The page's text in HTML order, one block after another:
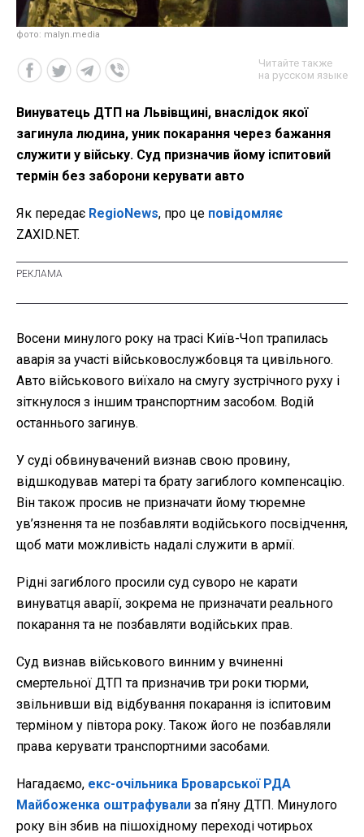
фото: malyn.media
Читайте также
на русском языке
Винуватець ДТП на Львівщині, внаслідок якої
загинула людина, уник покарання через бажання
служити у війську. Суд призначив йому іспитовий
термін без заборони керувати авто
Як передає RegioNews, про це повідомляє
ZAXID.NET.
Восени минулого року на трасі Київ-Чоп трапилась
аварія за участі військовослужбовця та цивільного.
Авто військового виїхало на смугу зустрічного руху і
зіткнулося з іншим транспортним засобом. Водій
останнього загинув.
У суді обвинувачений визнав свою провину,
відшкодував матері та брату загиблого компенсацію.
Він також просив не призначати йому тюремне
ув’язнення та не позбавляти водійського посвідчення,
щоб мати можливість надалі служити в армії.
Рідні загиблого просили суд суворо не карати
винуватця аварії, зокрема не призначати реального
покарання та не позбавляти водійських прав.
Суд визнав військового винним у вчиненні
смертельної ДТП та призначив три роки тюрми,
звільнивши від відбування покарання із іспитовим
терміном у півтора року. Також його не позбавляли
права керувати транспортними засобами.
Нагадаємо, екс-очільника Броварської РДА
Майбоженка оштрафували за пʼяну ДТП. Минулого
року він збив на пішохідному переході чотирьох